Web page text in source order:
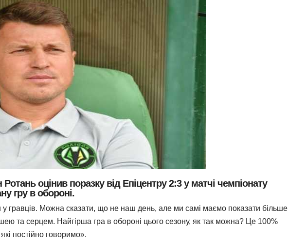
оцінив поразку від Епіцентру 2:3 у матчі чемпіонату
гру в обороні.
у гравців. Можна сказати, що не наш день, але ми самі маємо показати більше
та серцем. Найгірша гра в обороні цього сезону, як так можна? Це 100%
постійно говоримо».